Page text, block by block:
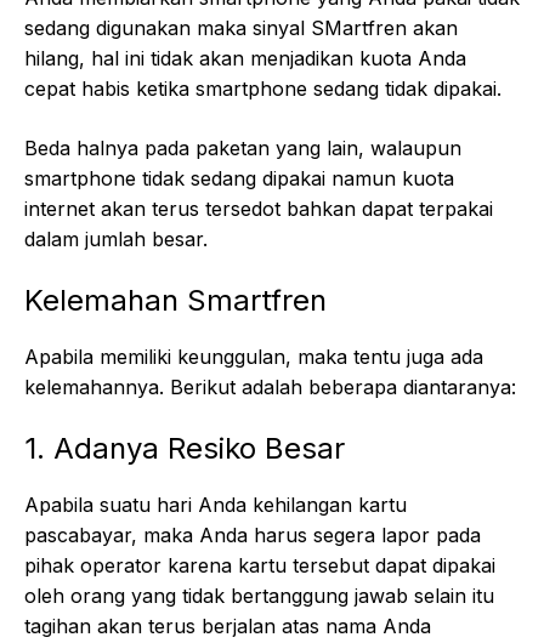
sedang digunakan maka sinyal SMartfren akan
hilang, hal ini tidak akan menjadikan kuota Anda
cepat habis ketika smartphone sedang tidak dipakai.
Beda halnya pada paketan yang lain, walaupun
smartphone tidak sedang dipakai namun kuota
internet akan terus tersedot bahkan dapat terpakai
dalam jumlah besar.
Kelemahan Smartfren
Apabila memiliki keunggulan, maka tentu juga ada
kelemahannya. Berikut adalah beberapa diantaranya:
1. Adanya Resiko Besar
Apabila suatu hari Anda kehilangan kartu
pascabayar, maka Anda harus segera lapor pada
pihak operator karena kartu tersebut dapat dipakai
oleh orang yang tidak bertanggung jawab selain itu
tagihan akan terus berjalan atas nama Anda